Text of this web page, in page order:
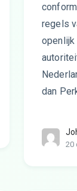
regels
openlijk
dan
20